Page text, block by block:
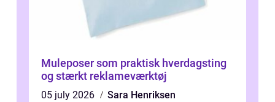
Muleposer som praktisk hverdagsting
og stærkt reklameværktøj
05 july 2026
Sara Henriksen